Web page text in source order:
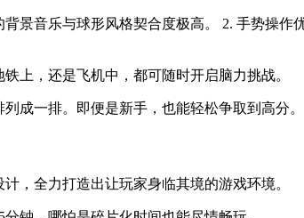
景音乐与球形风格契合度极高。 2. 手势操
上，还是飞机中，都可随时开启脑力挑战。
成一排。即便是新手，也能轻松争取到高分。
，全力打造出让玩家身临其境的游戏环境。